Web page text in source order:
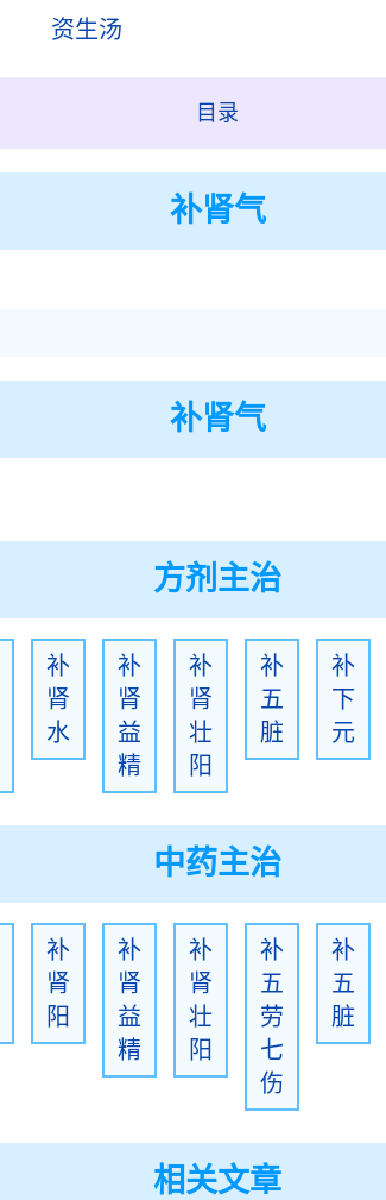
资生汤
目录
补肾气
补肾气
方剂主治
补
肾
水
补
肾
益
精
补
肾
壮
阳
补
五
脏
补
下
元
中药主治
补
肾
阳
补
肾
益
精
补
肾
壮
阳
补
五
劳
七
伤
补
五
脏
相关文章